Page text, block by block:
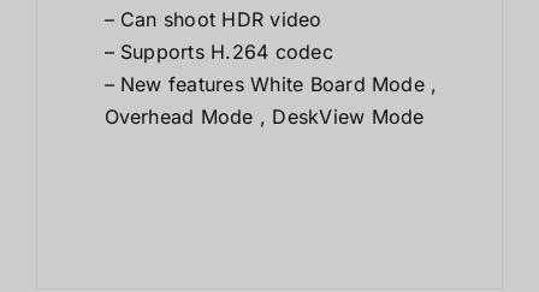
– Can shoot HDR video
– Supports H.264 codec
– New features White Board Mode ,
Overhead Mode , DeskView Mode